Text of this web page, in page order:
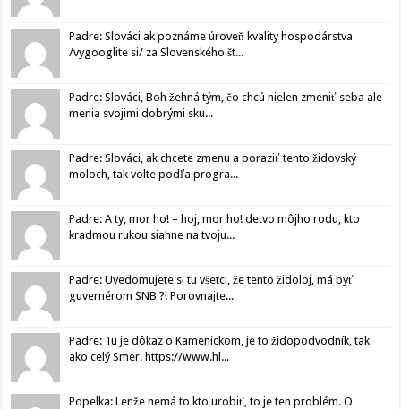
Padre: Slováci ak poznáme úroveň kvality hospodárstva
/vygooglite si/ za Slovenského št...
Padre: Slováci, Boh žehná tým, čo chcú nielen zmeniť seba ale
menia svojimi dobrými sku...
Padre: Slováci, ak chcete zmenu a poraziť tento židovský
moloch, tak volte podľa progra...
Padre: A ty, mor ho! – hoj, mor ho! detvo môjho rodu, kto
kradmou rukou siahne na tvoju...
Padre: Uvedomujete si tu všetci, že tento židoloj, má byť
guvernérom SNB ?! Porovnajte...
Padre: Tu je dôkaz o Kamenickom, je to židopodvodník, tak
ako celý Smer. https://www.hl...
Popelka: Lenže nemá to kto urobiť, to je ten problém. O